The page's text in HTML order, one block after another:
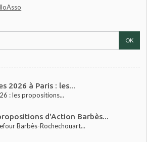
2026 à Paris : les...
: les propositions...
d'Action Barbès...
Barbès-Rochechouart...